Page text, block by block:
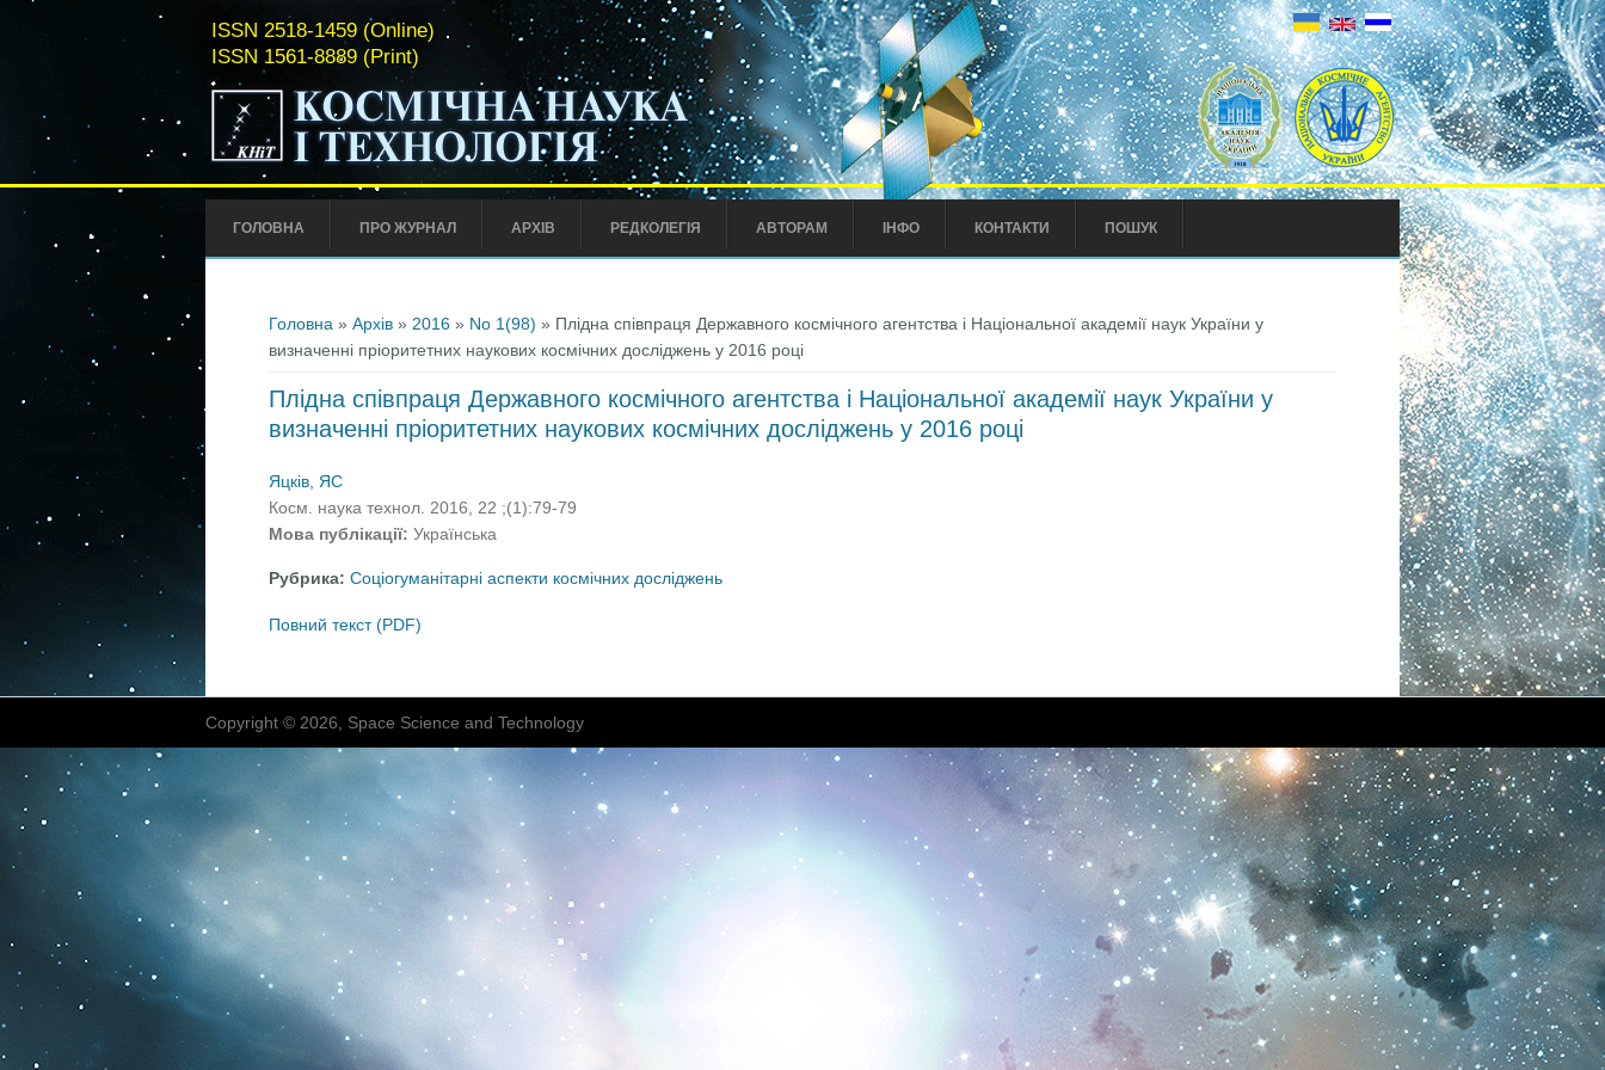
ISSN 2518-1459 (Online)
ISSN 1561-8889 (Print)
ГОЛОВНА ПРО ЖУРНАЛ АРХІВ РЕДКОЛЕГІЯ АВТОРАМ ІНФО КОНТАКТИ ПОШУК
Головна» Архів» 2016» No 1(98) » Плідна співпраця Державного космічного агентства і Національної академії наук України у
визначенні пріоритетних наукових космічних досліджень у 2016 році
Плідна співпраця Державного космічного агентства і Національної академії наук України у
визначенні пріоритетних наукових космічних досліджень у 2016 році
Яцків, ЯС
Косм. наука технол. 2016, 22 ;(1):79-79
Мова публікації: Українська
Рубрика: Соціогуманітарні аспекти космічних досліджень
Повний текст (PDF)
Copyright © 2026, Space Science and Technology